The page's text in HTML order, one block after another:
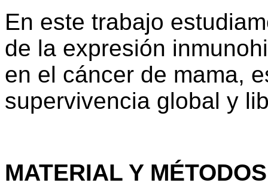
En este trabajo
de la expresión
en el cáncer de mama,
supervivencia global y
MATERIAL Y MÉTODOS